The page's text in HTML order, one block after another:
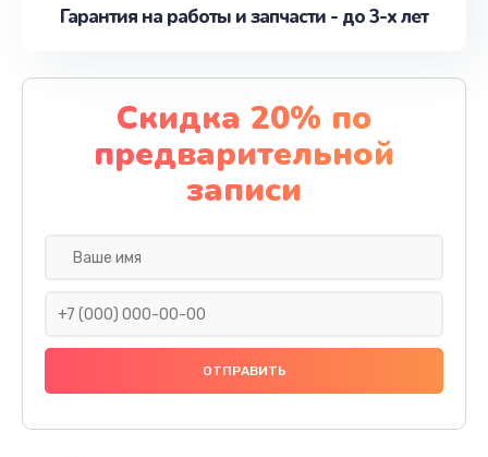
Гарантия на работы и запчасти - до 3-х лет
Скидка 20% по
предварительной
записи